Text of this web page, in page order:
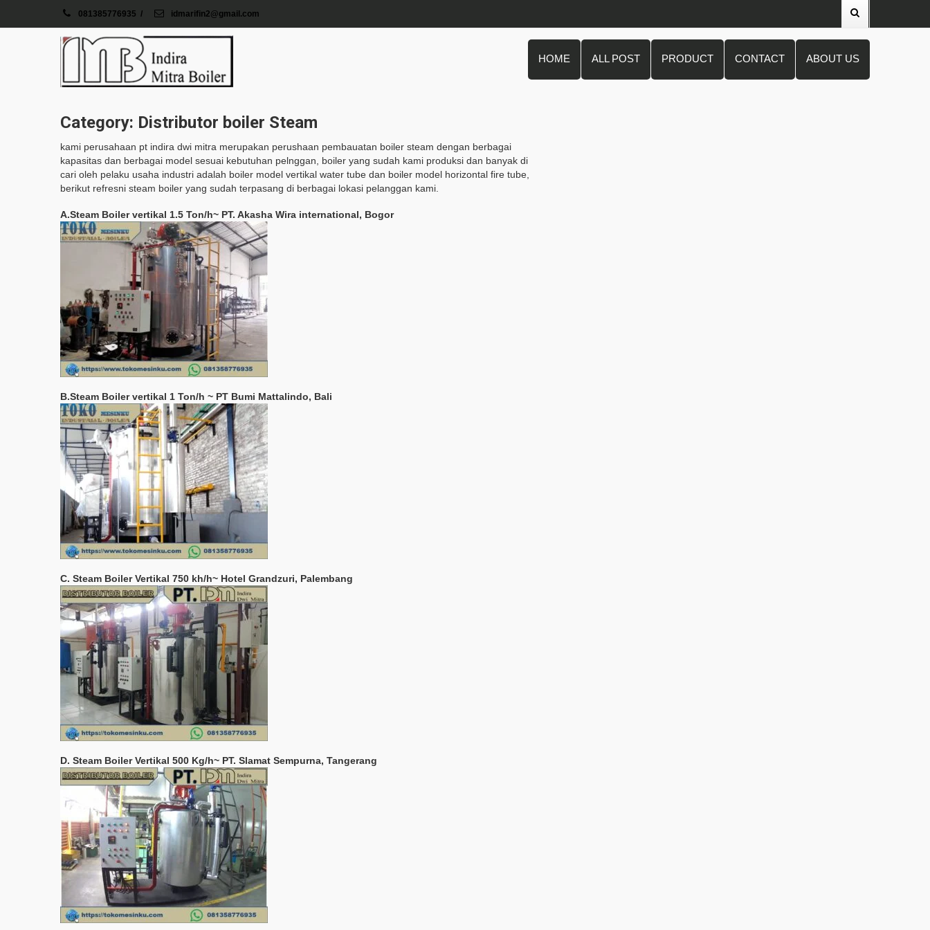
081385776935 / idmarifin2@gmail.com
HOME ALL POST PRODUCT CONTACT ABOUT US
Category: Distributor boiler Steam
kami perusahaan pt indira dwi mitra merupakan perushaan pembauatan boiler steam dengan berbagai
kapasitas dan berbagai model sesuai kebutuhan pelnggan, boiler yang sudah kami produksi dan banyak di
cari oleh pelaku usaha industri adalah boiler model vertikal water tube dan boiler model horizontal fire tube,
berikut refresni steam boiler yang sudah terpasang di berbagai lokasi pelanggan kami.
A.Steam Boiler vertikal 1.5 Ton/h~ PT. Akasha Wira international, Bogor
B.Steam Boiler vertikal 1 Ton/h ~ PT Bumi Mattalindo, Bali
C. Steam Boiler Vertikal 750 kh/h~ Hotel Grandzuri, Palembang
D. Steam Boiler Vertikal 500 Kg/h~ PT. Slamat Sempurna, Tangerang